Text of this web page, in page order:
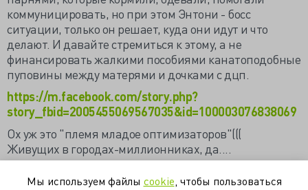
коммуницировать, но при этом Энтони - босс
ситуации, только он решает, куда они идут и что
делают. И давайте стремиться к этому, а не
финансировать жалкими пособиями канатоподобные
пуповины между матерями и дочками с дцп.
https://m.facebook.com/story.php?
story_fbid=2005455069567035&id=100003076838069
Ох уж это "племя младое оптимизаторов"(((
Живущих в городах-миллионниках, да....
Мы используем файлы cookie , чтобы пользоваться